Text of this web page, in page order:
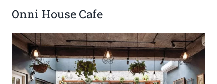
Onni House Cafe